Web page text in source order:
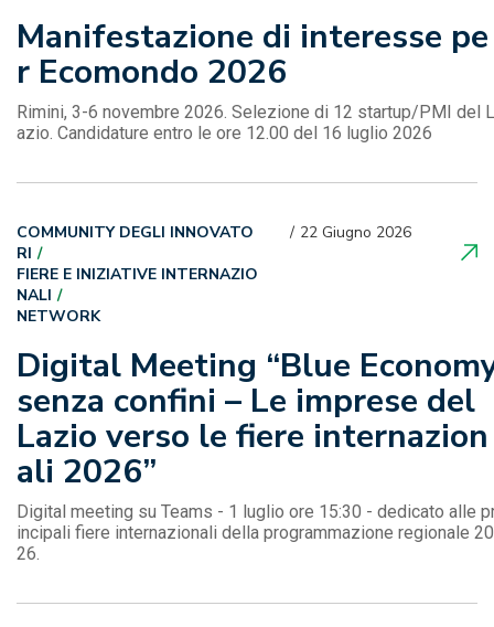
Manifestazione di interesse pe
r Ecomondo 2026
Rimini, 3-6 novembre 2026. Selezione di 12 startup/PMI del L
azio. Candidature entro le ore 12.00 del 16 luglio 2026
Digital Meeting “Blue
senza confini – Le imprese del
Lazio verso le fiere internazion
ali 2026”
22 Giugno 2026
COMMUNITY DEGLI INNOVATO
RI
FIERE E INIZIATIVE INTERNAZIO
NALI
NETWORK
Digital meeting su Teams - 1 luglio ore 15:30 - dedicato alle
incipali fiere internazionali della programmazione regionale 20
26.